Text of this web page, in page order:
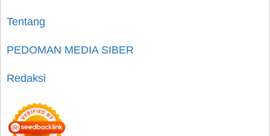
Tentang
PEDOMAN MEDIA SIBER
Redaksi